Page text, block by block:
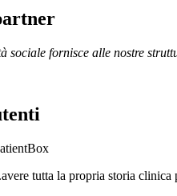
sociale fornisce alle nostre
tutta la propria storia